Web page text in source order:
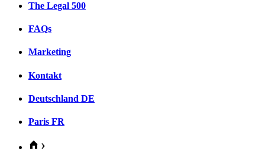
The Legal 500
FAQs
Marketing
Kontakt
Deutschland DE
Paris FR